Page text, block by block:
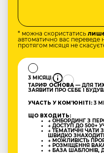
* можна скористатись
автоматично вас переведе
протягом місяця не
3 МІСЯЦІ
ТАРИФ ОСНОВА — ДЛЯ
ЗАЯВИТИ ПРО СЕБЕ І
УЧАСТЬ У КОМʼЮНІТІ: 3
ЩО ВХОДИТЬ:
→ ОНБОРДИНГ З
→ ДОСТУП ДО 500+
→ ТЕМАТИЧНІ
ШВИДКО
→ МОЖЛИВІСТЬ
→ РОЗМІЩЕННЯ
→ БАЗА ШАБЛОНІВ,